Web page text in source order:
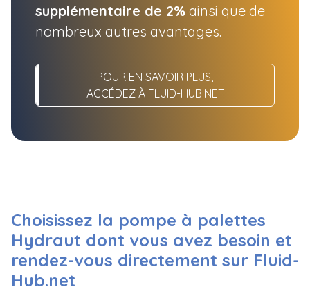
supplémentaire de 2% ainsi que de
nombreux autres avantages.
POUR EN SAVOIR PLUS,
ACCÉDEZ À FLUID-HUB.NET
Choisissez la pompe à palettes
Hydraut dont vous avez besoin et
rendez-vous directement sur Fluid-
Hub.net